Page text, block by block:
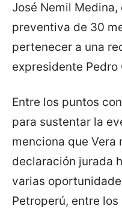
José Nemil
preventiva de 30
pertenecer a una
expresidente Pedro
Entre los puntos
para sustentar la
menciona que Vera
declaración jurada
varias
Petroperú, entre